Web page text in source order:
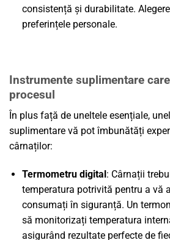
consistență și durabilitate.
preferințele personale.
Instrumente suplimentare
procesul
În plus față de uneltele esențiale,
suplimentare vă pot îmbunătăți
cârnaților:
Termometru digital: Cârnații
temperatura potrivită pentru a vă
consumați în siguranță. Un
să monitorizați temperatura
asigurând rezultate perfecte de